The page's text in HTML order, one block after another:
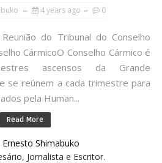
4 years ago 0
do Tribunal do Conselho
CármicoO Conselho Cármico é
ascensos da Grande
se reúnem a cada trimestre para
pela Human...
Read More
Ernesto Shimabuko
Jornalista e Escritor.